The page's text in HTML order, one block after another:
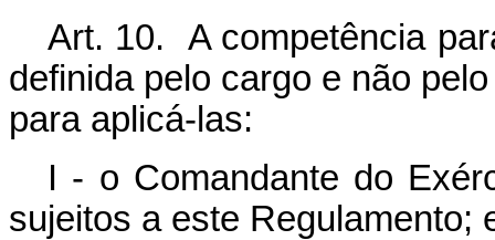
Art. 10. A competência
definida pelo cargo e não
para aplicá-las:
I - o Comandante do
sujeitos a este Regulamento;